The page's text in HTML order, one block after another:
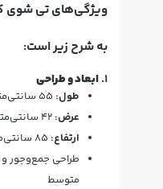
به شرح زیر است:
1. ابعاد و طراحی
طول:
عرض: 42 سانتی‌متر
ارتفاع:
طراحی جمع‌وجور
متوسط